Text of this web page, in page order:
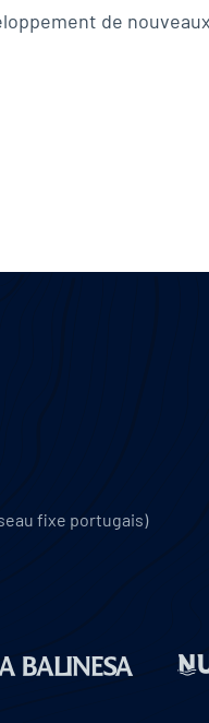
de
fixe portugais)